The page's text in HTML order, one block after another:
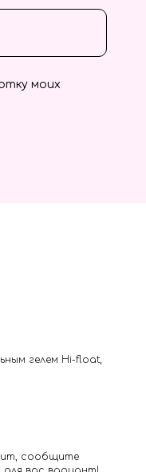
моих
гелем Hi-float,
сообщите